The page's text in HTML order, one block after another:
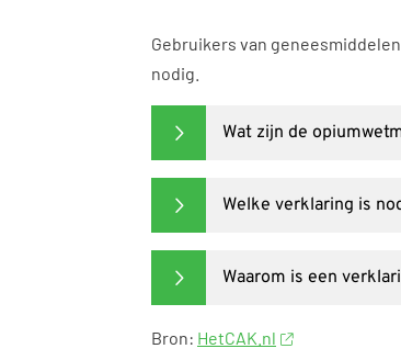
Gebruikers van
nodig.
Wat zijn de
Welke verklaring is
Waarom is een
Bron: HetCAK.nl